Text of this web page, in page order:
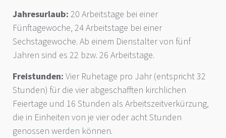
Jahresurlaub: 20 Arbeitstage bei einer
Fünftagewoche, 24 Arbeitstage bei einer
Sechstagewoche. Ab einem Dienstalter von fünf
Jahren sind es 22 bzw. 26 Arbeitstage.
Freistunden: Vier Ruhetage pro Jahr (entspricht 32
Stunden) für die vier abgeschafften kirchlichen
Feiertage und 16 Stunden als Arbeitszeitverkürzung,
die in Einheiten von je vier oder acht Stunden
genossen werden können.